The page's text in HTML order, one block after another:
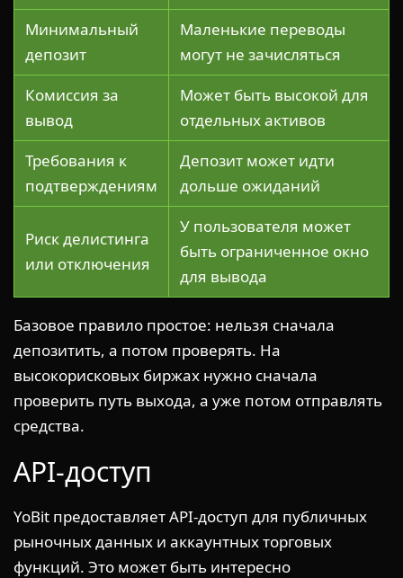
Минимальный
депозит
Маленькие переводы
могут не зачисляться
Комиссия за
вывод
Может быть высокой для
отдельных активов
Требования к
подтверждениям
Депозит может идти
дольше ожиданий
Риск делистинга
или отключения
У пользователя может
быть ограниченное окно
для вывода
Базовое правило простое: нельзя сначала
депозитить, а потом проверять. На
высокорисковых биржах нужно сначала
проверить путь выхода, а уже потом отправлять
средства.
API-доступ
YoBit предоставляет API-доступ для публичных
рыночных данных и аккаунтных торговых
функций. Это может быть интересно